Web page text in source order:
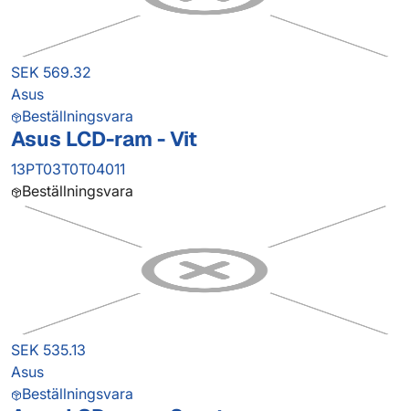
SEK 569.32
Asus
Beställningsvara
Asus LCD-ram - Vit
13PT03T0T04011
Beställningsvara
SEK 535.13
Asus
Beställningsvara